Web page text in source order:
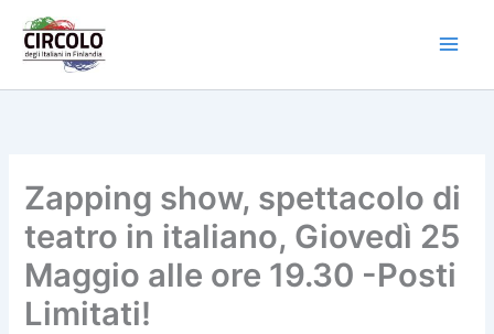
contenuto
Zapping show, spettacolo di
teatro in italiano, Giovedì 25
Maggio alle ore 19.30 -Posti
Limitati!